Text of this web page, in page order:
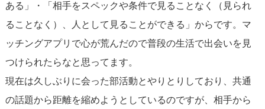
ある」・「相手をスペックや条件で見ることなく（見られ
ることなく）、人として見ることができる」からです。マ
ッチングアプリで心が荒んだので普段の生活で出会いを見
つけられたらなと思ってます。
現在は久しぶりに会った部活動とやりとりしており、共通
の話題から距離を縮めようとしているのですが、相手から